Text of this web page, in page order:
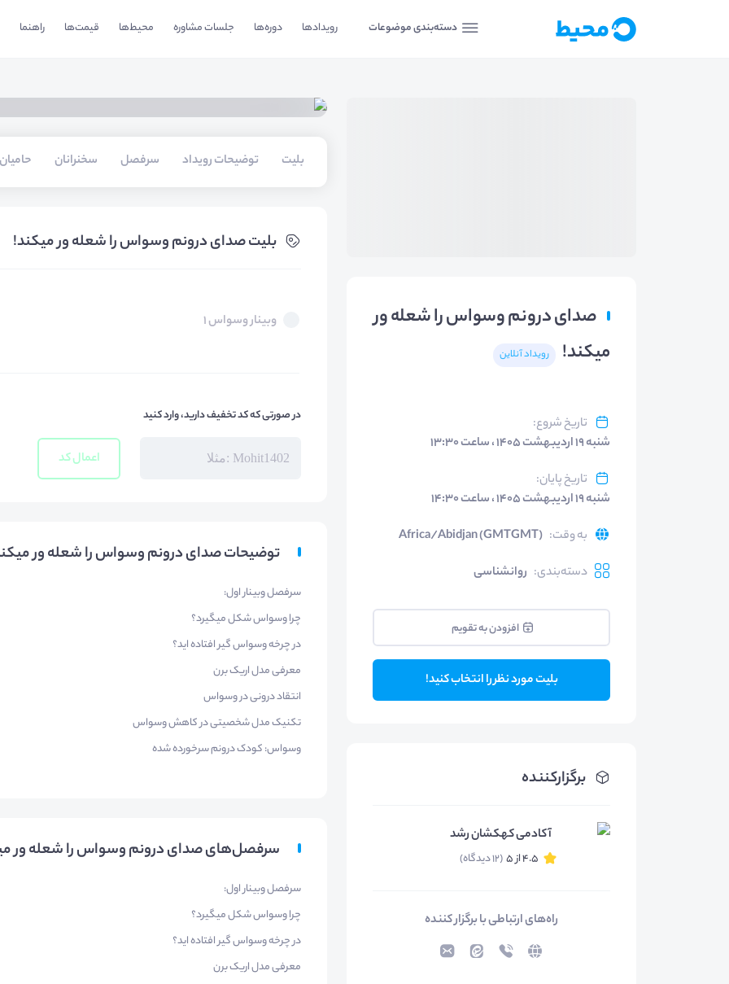
دسته‌بندی موضوعات رویدادها دوره‌ها جلسات مشاوره محیط‌ها قیمت‌ها راهنما
صدای درونم وسواس را شعله ور
میکند!
رویداد آنلاین
تاریخ شروع:
شنبه ۱۹ اردیبهشت ۱۴۰۵ ، ساعت ۱۳:۳۰
تاریخ پایان:
شنبه ۱۹ اردیبهشت ۱۴۰۵ ، ساعت ۱۴:۳۰
به وقت:
Africa/Abidjan (GMTGMT)
دسته‌بندی: روانشناسی
افزودن به تقویم
بلیت مورد نظر را انتخاب کنید!
برگزارکننده
آکادمی کهکشان رشد
4.5 از 5 (12 دیدگاه)
راه‌های ارتباطی با برگزار کننده
بلیت‌ توضیحات رویداد سرفصل سخنرانان حامیان
بلیت‌ صدای درونم وسواس را شعله ور میکند!
وبینار وسواس 1
در صورتی که کد تخفیف دارید، وارد کنید
اعمال کد
توضیحات صدای درونم وسواس را شعله ور
​سرفصل وبینار اول:
چرا وسواس شکل میگیرد؟
در چرخه وسواس گیر افتاده اید؟
معرفی مدل اریک برن
انتقاد درونی در وسواس
تکنیک مدل شخصیتی در کاهش وسواس
وسواس: کودک درونم سرخورده شده
سرفصل‌های صدای درونم وسواس را شعله ور
سرفصل وبینار اول:
چرا وسواس شکل میگیرد؟
در چرخه وسواس گیر افتاده اید؟
معرفی مدل اریک برن